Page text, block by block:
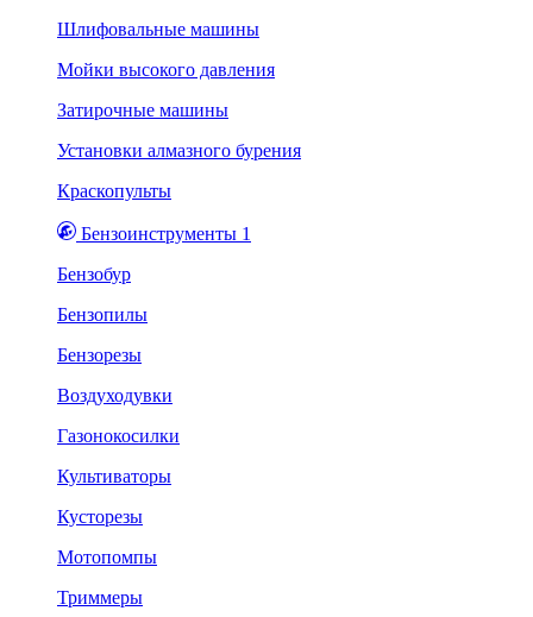
Шлифовальные машины
Мойки высокого давления
Затирочные машины
Установки алмазного бурения
Краскопульты
Бензоинструменты 1
Бензобур
Бензопилы
Бензорезы
Воздуходувки
Газонокосилки
Культиваторы
Кусторезы
Мотопомпы
Триммеры